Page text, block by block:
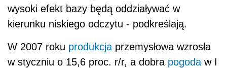
wysoki efekt bazy będą oddziaływać w
kierunku niskiego odczytu - podkreślają.
W 2007 roku produkcja przemysłowa wzrosła
w styczniu o 15,6 proc. r/r, a dobra pogoda w I